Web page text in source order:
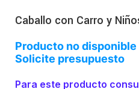
Caballo con Carro y
Producto no
Solicite presupuesto
Para este producto